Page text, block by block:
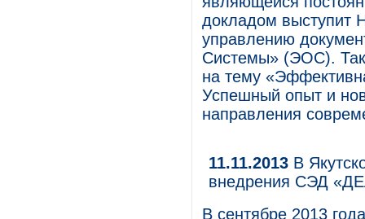
докладом выступит
управлению
Системы» (ЭОС).
на тему
Успешный опыт и
направления
11.11.2013 В
внедрения СЭД
В сентябре 2013